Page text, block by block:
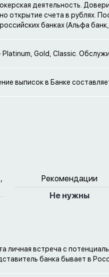
деятельность.
открытие счета в рублях.
банках (Альфа
Platinum, Gold, Classic.
выписок в Банке
Рекомендации
Не нужны
личная встреча с
банка бывает в